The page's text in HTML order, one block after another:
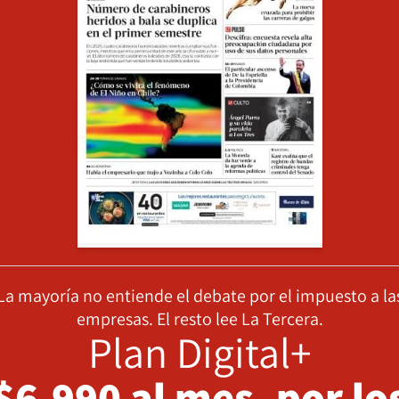
mayoría no entiende el debate por el impuesto a
empresas. El resto lee La Tercera.
Plan Digital+